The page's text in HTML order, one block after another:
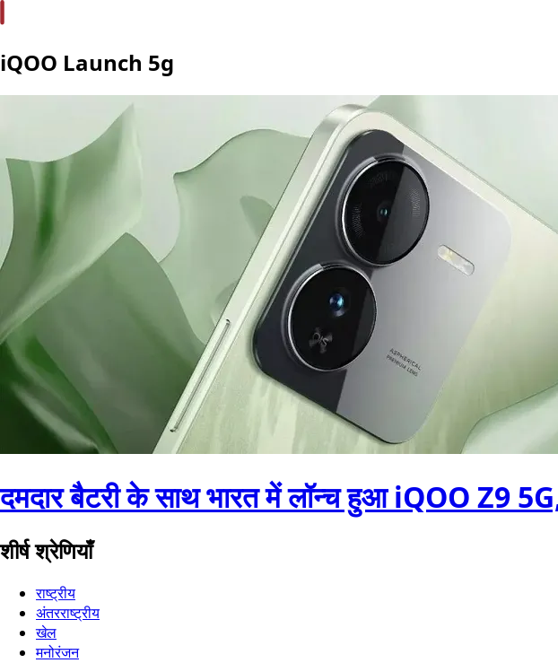
iQOO Launch 5g
दमदार बैटरी के साथ भारत में लॉन्च हुआ iQOO Z9
शीर्ष श्रेणियाँ
राष्ट्रीय
अंतरराष्ट्रीय
खेल
मनोरंजन